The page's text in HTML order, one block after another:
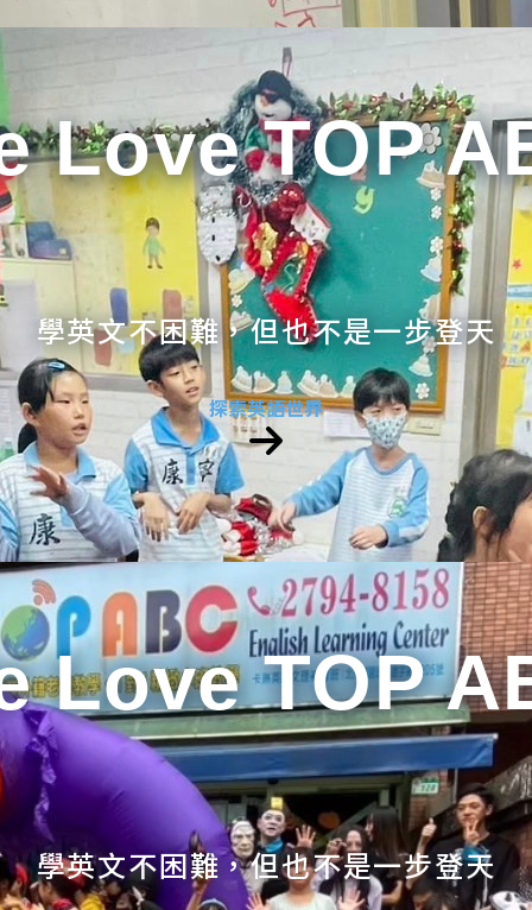
Love TOP
學英文不困難，但也不是一步登天
探索英語世界
Love TOP
學英文不困難，但也不是一步登天